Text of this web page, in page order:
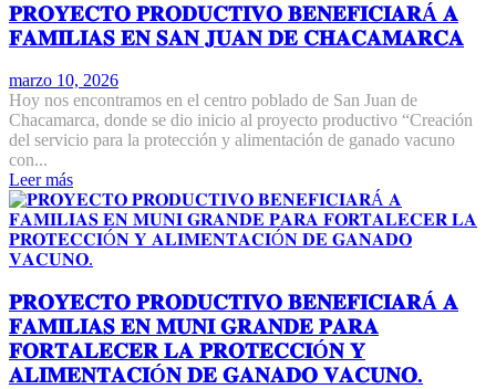
𝐏𝐑𝐎𝐘𝐄𝐂𝐓𝐎 𝐏𝐑𝐎𝐃𝐔𝐂𝐓𝐈𝐕𝐎 𝐁𝐄𝐍𝐄𝐅𝐈𝐂𝐈𝐀𝐑Á 𝐀
𝐅𝐀𝐌𝐈𝐋𝐈𝐀𝐒 𝐄𝐍 𝐒𝐀𝐍 𝐉𝐔𝐀𝐍 𝐃𝐄 𝐂𝐇𝐀𝐂𝐀𝐌𝐀𝐑𝐂𝐀
marzo 10, 2026
Hoy nos encontramos en el centro poblado de San Juan de
Chacamarca, donde se dio inicio al proyecto productivo “Creación
del servicio para la protección y alimentación de ganado vacuno
con...
Leer más
𝐏𝐑𝐎𝐘𝐄𝐂𝐓𝐎 𝐏𝐑𝐎𝐃𝐔𝐂𝐓𝐈𝐕𝐎 𝐁𝐄𝐍𝐄𝐅𝐈𝐂𝐈𝐀𝐑Á 𝐀
𝐅𝐀𝐌𝐈𝐋𝐈𝐀𝐒 𝐄𝐍 𝐌𝐔𝐍𝐈 𝐆𝐑𝐀𝐍𝐃𝐄 𝐏𝐀𝐑𝐀
𝐅𝐎𝐑𝐓𝐀𝐋𝐄𝐂𝐄𝐑 𝐋𝐀 𝐏𝐑𝐎𝐓𝐄𝐂𝐂𝐈Ó𝐍 𝐘
𝐀𝐋𝐈𝐌𝐄𝐍𝐓𝐀𝐂𝐈Ó𝐍 𝐃𝐄 𝐆𝐀𝐍𝐀𝐃𝐎 𝐕𝐀𝐂𝐔𝐍𝐎.